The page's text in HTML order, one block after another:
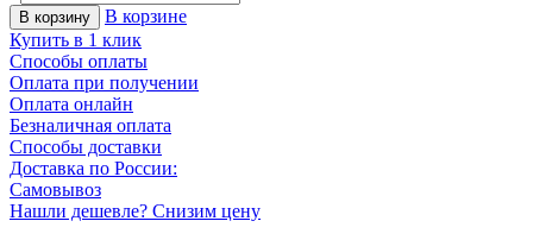
В корзину
В корзине
Купить в 1 клик
Способы оплаты
Оплата при получении
Оплата онлайн
Безналичная оплата
Способы доставки
Доставка по России:
Самовывоз
Нашли дешевле? Снизим цену